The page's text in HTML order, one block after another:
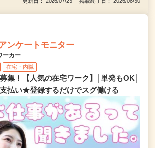
更新日： 2026/07/23 掲載終了日： 2026/08/30
ンケートモニター
ーカー
在宅・内職
集！【人気の在宅ワーク】│単発もOK│
払い★登録するだけでスグ働ける